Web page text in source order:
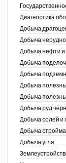
Диагностика
Добыча
Добыча
Добыча нефти и
Добыча
Добыча
Добыча
Добыча
Добыча руд
Добыча солей и
Добыча
Добыча угля